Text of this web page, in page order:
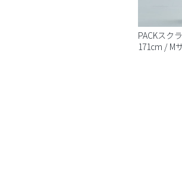
PACKスク
171cm / M